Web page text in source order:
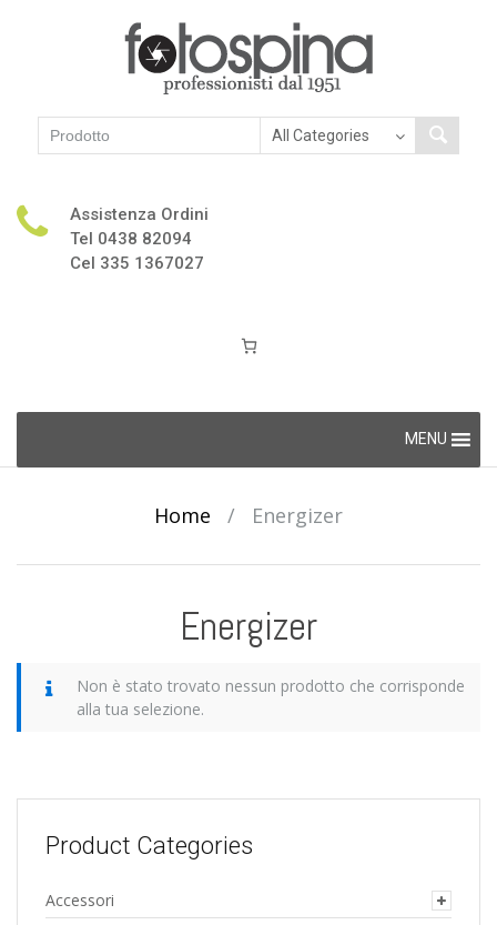
Assistenza Ordini
Tel 0438 82094
Cel 335 1367027
content
MENU
Home / Energizer
Energizer
Non è stato trovato nessun prodotto che corrisponde
alla tua selezione.
Product Categories
Accessori